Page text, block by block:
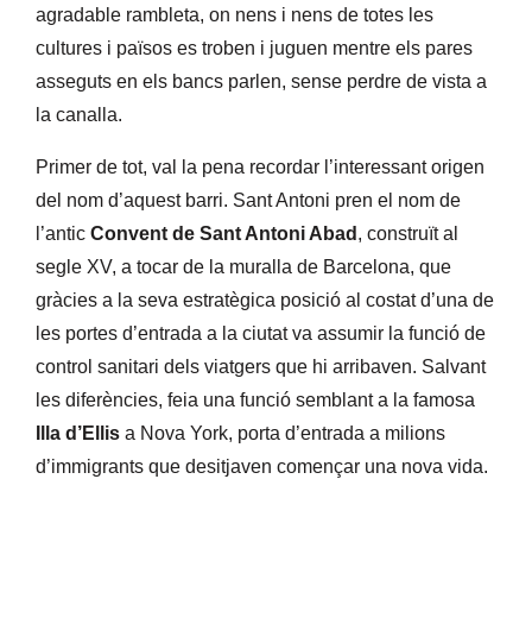
agradable rambleta, on nens i nens de totes les
cultures i països es troben i juguen mentre els pares
asseguts en els bancs parlen, sense perdre de vista a
la canalla.
Primer de tot, val la pena recordar l’interessant origen
del nom d’aquest barri. Sant Antoni pren el nom de
l’antic Convent de Sant Antoni Abad , construït al
segle XV, a tocar de la muralla de Barcelona, que
gràcies a la seva estratègica posició al costat d’una de
les portes d’entrada a la ciutat va assumir la funció de
control sanitari dels viatgers que hi arribaven. Salvant
les diferències, feia una funció semblant a la famosa
Illa d’Ellis a Nova York, porta d’entrada a milions
d’immigrants que desitjaven començar una nova vida.